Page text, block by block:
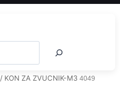
/ KON ZA ZVUCNIK-M3 4049